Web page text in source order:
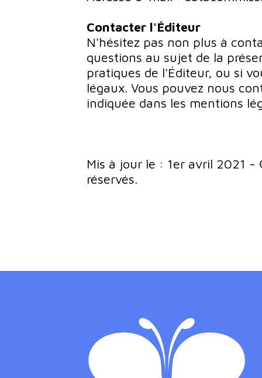
Contacter l'Éditeur
N'hésitez pas non plus à
questions au sujet de la
pratiques de l'Éditeur, ou si
légaux. Vous pouvez nous
indiquée dans les mentions
Mis à jour le : 1er avril 2021
réservés.